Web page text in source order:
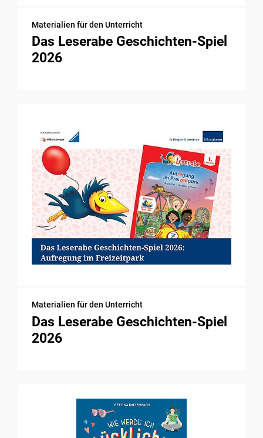
Materialien für den Unterricht
Das Leserabe Geschichten-Spiel
2026
Materialien für den Unterricht
Das Leserabe Geschichten-Spiel
2026